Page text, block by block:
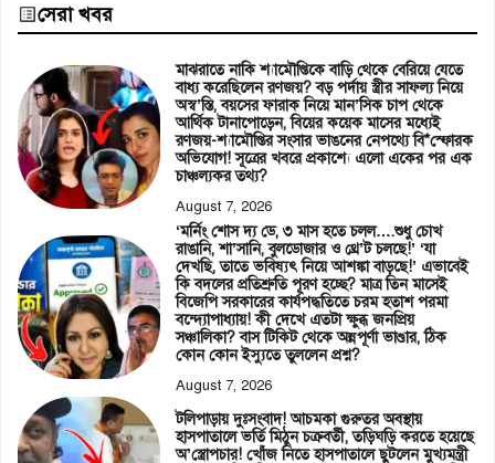
সেরা খবর
মাঝরাতে নাকি শ্যামৌপ্তিকে বাড়ি থেকে বেরিয়ে যেতে
বাধ্য করেছিলেন রণজয়? বড় পর্দায় স্ত্রীর সাফল্য নিয়ে
অস্ব’স্তি, বয়সের ফারাক নিয়ে মান’সিক চাপ থেকে
আর্থিক টানাপোড়েন, বিয়ের কয়েক মাসের মধ্যেই
রণজয়-শ্যামৌপ্তির সংসার ভাঙনের নেপথ্যে বি*স্ফোরক
অভিযোগ! সূত্রের খবরে প্রকাশ্যে এলো একের পর এক
চাঞ্চল্যকর তথ্য?
August 7, 2026
‘মর্নিং শোস দ্য ডে, ৩ মাস হতে চলল….শুধু চোখ
রাঙানি, শা’সানি, বুলডোজার ও থ্রে’ট চলছে!’ ‘যা
দেখছি, তাতে ভবিষ্যৎ নিয়ে আশঙ্কা বাড়ছে!’ এভাবেই
কি বদলের প্রতিশ্রুতি পূরণ হচ্ছে? মাত্র তিন মাসেই
বিজেপি সরকারের কার্যপদ্ধতিতে চরম হতাশ পরমা
বন্দ্যোপাধ্যায়! কী দেখে এতটা ক্ষুব্ধ জনপ্রিয়
সঞ্চালিকা? বাস টিকিট থেকে অন্নপূর্ণা ভাণ্ডার, ঠিক
কোন কোন ইস্যুতে তুললেন প্রশ্ন?
August 7, 2026
টলিপাড়ায় দুঃসংবাদ! আচমকা গুরুতর অবস্থায়
হাসপাতালে ভর্তি মিঠুন চক্রবর্তী, তড়িঘড়ি করতে হয়েছে
অ’স্ত্রোপচার! খোঁজ নিতে হাসপাতালে ছুটলেন মুখ্যমন্ত্রী